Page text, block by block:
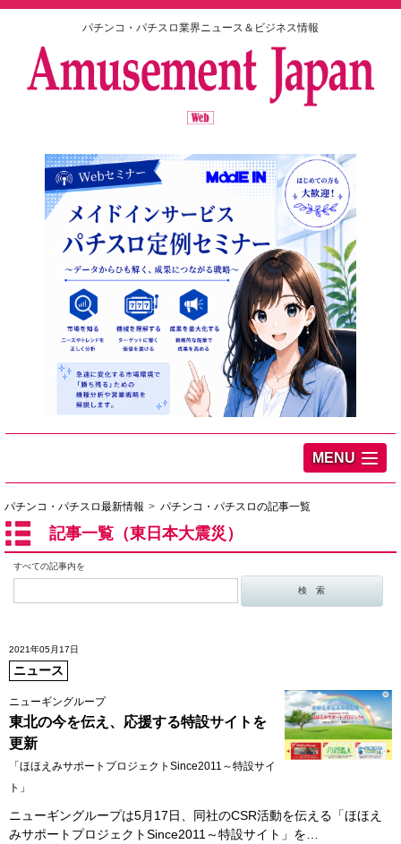
パチンコ・パチスロ業界ニュース＆ビジネス情報
MENU
パチンコ・パチスロ最新情報 パチンコ・パチスロの記事一覧
記事一覧（東日本大震災）
すべての記事内を
2021年05月17日
ニュース
ニューギングループ
東北の今を伝え、応援する特設サイトを
更新
「ほほえみサポートプロジェクトSince2011～特設サイ
ト」
ニューギングループは5月17日、同社のCSR活動を伝える「ほほえ
みサポートプロジェクトSince2011～特設サイト」を…